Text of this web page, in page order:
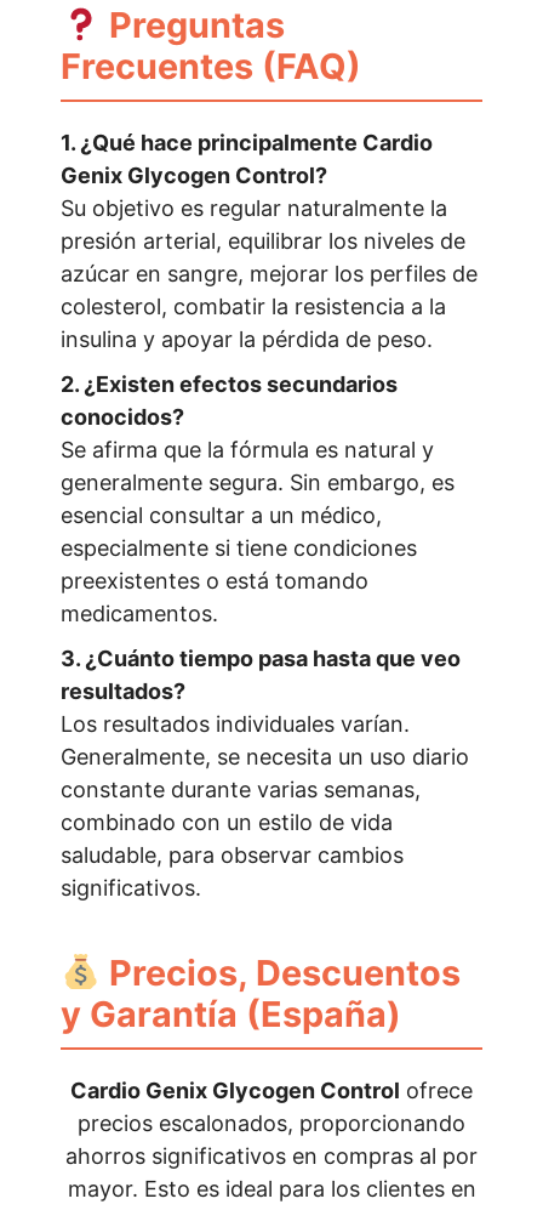
Preguntas
Frecuentes (FAQ)
1. ¿Qué hace principalmente Cardio
Genix Glycogen Control?
Su objetivo es regular naturalmente la
presión arterial, equilibrar los niveles de
azúcar en sangre, mejorar los perfiles de
colesterol, combatir la resistencia a la
insulina y apoyar la pérdida de peso.
2. ¿Existen efectos secundarios
conocidos?
Se afirma que la fórmula es natural y
generalmente segura. Sin embargo, es
esencial consultar a un médico,
especialmente si tiene condiciones
preexistentes o está tomando
medicamentos.
3. ¿Cuánto tiempo pasa hasta que veo
resultados?
Los resultados individuales varían.
Generalmente, se necesita un uso diario
constante durante varias semanas,
combinado con un estilo de vida
saludable, para observar cambios
significativos.
Precios, Descuentos
y Garantía (España)
Cardio Genix Glycogen Control ofrece
precios escalonados, proporcionando
ahorros significativos en compras al por
mayor. Esto es ideal para los clientes en